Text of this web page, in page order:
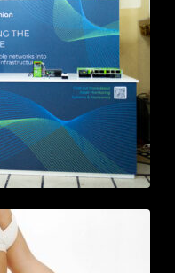
generează o scădere
22,6% la femei în
și reduce la jumătate